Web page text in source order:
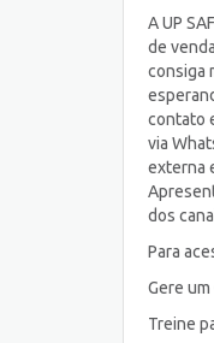
A UP
de
consiga
contato
via
externa
dos
Para
Gere
Treine